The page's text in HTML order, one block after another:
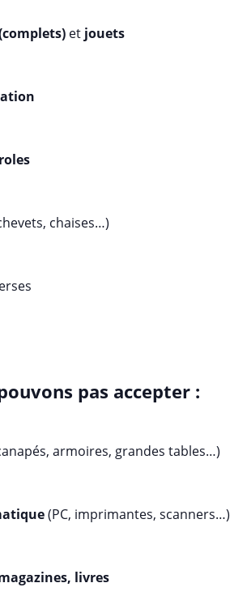
et jouets
chaises…)
pas accepter :
armoires, grandes tables…)
(PC, imprimantes, scanners…)
livres